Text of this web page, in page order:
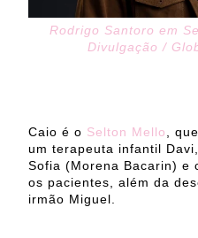
Rodrigo Santoro em
Divulgação /
Caio é o Selton Mello
,
um terapeuta infantil
Sofia (Morena Bacarin) e
os pacientes, além da
irmão Miguel.